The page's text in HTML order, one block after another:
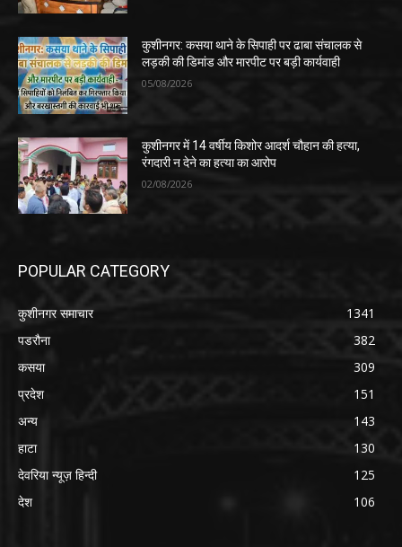
कुशीनगर: कसया थाने के सिपाही पर ढाबा संचालक से
लड़की की डिमांड और मारपीट पर बड़ी कार्यवाही
05/08/2026
कुशीनगर में 14 वर्षीय किशोर आदर्श चौहान की हत्या,
रंगदारी न देने का हत्या का आरोप
02/08/2026
POPULAR CATEGORY
कुशीनगर समाचार
1341
पडरौना
382
कसया
309
प्रदेश
151
अन्य
143
हाटा
130
देवरिया न्यूज़ हिन्दी
125
देश
106